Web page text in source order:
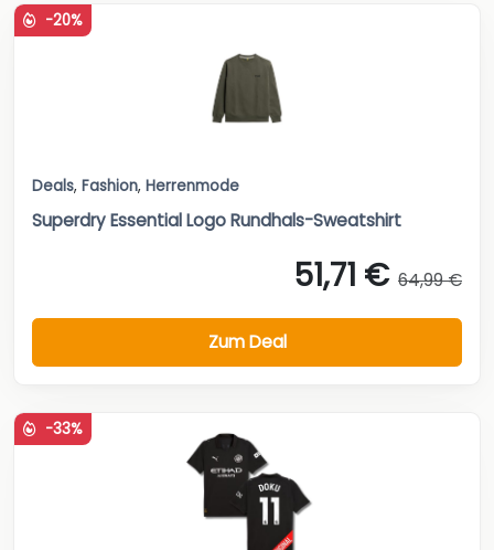
-20%
Deals, Fashion, Herrenmode
Superdry Essential Logo Rundhals-Sweatshirt
51,71 € 64,99 €
Zum Deal
-33%